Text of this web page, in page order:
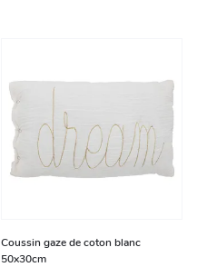
Coussin gaze de coton blanc
50x30cm